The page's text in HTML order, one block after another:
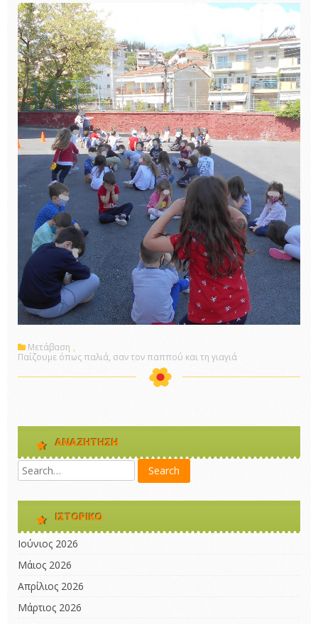
Μετάβαση ,
Παίζουμε όπως παλιά, σαν τον παππού και τη γιαγιά
ΑΝΑΖΉΤΗΣΗ
ΙΣΤΟΡΙΚΌ
Ιούνιος 2026
Μάιος 2026
Απρίλιος 2026
Μάρτιος 2026